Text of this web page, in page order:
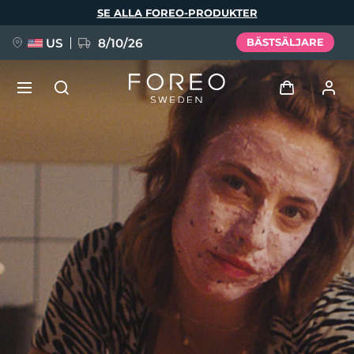
SE ALLA FOREO-PRODUKTER
US 8/10/26 BÄSTSÄLJARE
Logga in
Användarprofil
Mina enheter
Mina beställningar
Mina adresser
Mina prenumerationer
FAQ™ Pure Beauty-Tech Elixir
BREAKING NEWS
issa™ Teeth Whitening Set
Språk
Deutsch
Español
Français
Italiano
Português
Polski
Svenska
Русский
Türkçe
简体中文 繁體中文